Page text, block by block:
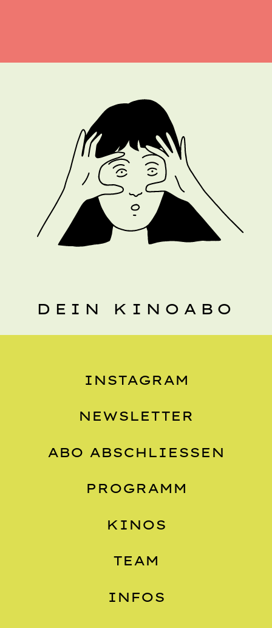
DEIN KINOABO
INSTAGRAM
NEWSLETTER
ABO ABSCHLIESSEN
PROGRAMM
KINOS
TEAM
INFOS